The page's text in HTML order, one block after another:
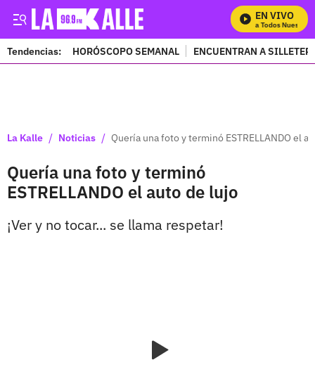
EN VIVO
Mira Todos Nuestros
Tendencias: HORÓSCOPO SEMANAL ENCUENTRAN A
La Kalle / Noticias / Quería una foto y terminó ESTRELLANDO el
Quería una foto y terminó
ESTRELLANDO el auto de lujo
¡Ver y no tocar... se llama respetar!